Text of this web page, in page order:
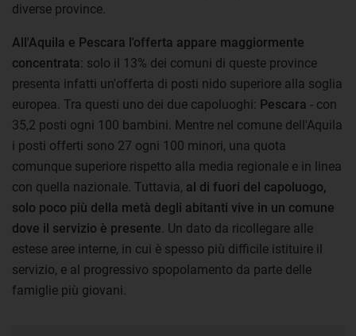
diverse province.
All'Aquila e Pescara l'offerta appare maggiormente
concentrata: solo il 13% dei comuni di queste province
presenta infatti un'offerta di posti nido superiore alla soglia
europea. Tra questi uno dei due capoluoghi: Pescara - con
35,2 posti ogni 100 bambini. Mentre nel comune dell'Aquila
i posti offerti sono 27 ogni 100 minori, una quota
comunque superiore rispetto alla media regionale e in linea
con quella nazionale. Tuttavia, al di fuori del capoluogo,
solo poco più della metà degli abitanti vive in un comune
dove il servizio è presente . Un dato da ricollegare alle
estese aree interne, in cui è spesso più difficile istituire il
servizio, e al progressivo spopolamento da parte delle
famiglie più giovani.